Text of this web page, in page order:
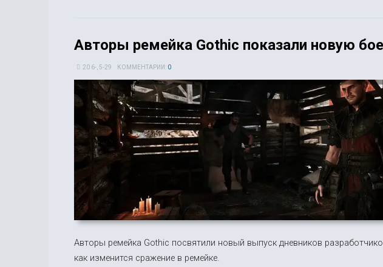
Авторы ремейка Gothic показали новую
20 6-, 5-29 КОММЕНТАРИИ: 0
Авторы ремейка Gothic посвятили новый выпуск дневников
как изменится сражение в ремейке.